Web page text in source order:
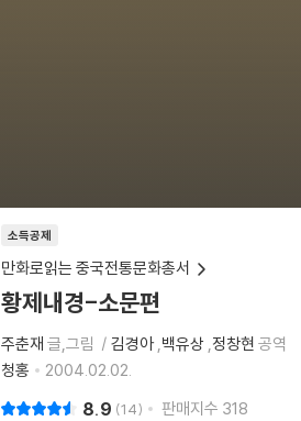
소득공제
만화로읽는 중국전통문화총서
황제내경-소문편
주춘재 글,그림 김경아,백유상 ,정창현 공역
청홍
2004.02.02.
8.9 14 판매지수 318